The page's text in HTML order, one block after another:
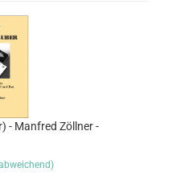
- Manfred Zöllner -